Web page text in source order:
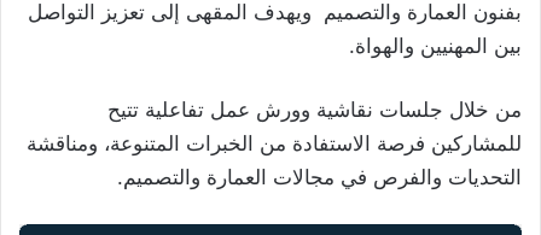
بفنون العمارة والتصميم ويهدف المقهى إلى تعزيز التواصل
بين المهنيين والهواة.
من خلال جلسات نقاشية وورش عمل تفاعلية تتيح
للمشاركين فرصة الاستفادة من الخبرات المتنوعة، ومناقشة
التحديات والفرص في مجالات العمارة والتصميم.